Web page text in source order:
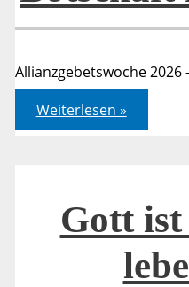
Allianzgebetswoche
Gott
ist
treu
Welt
Weiterlesen »
Gott ist